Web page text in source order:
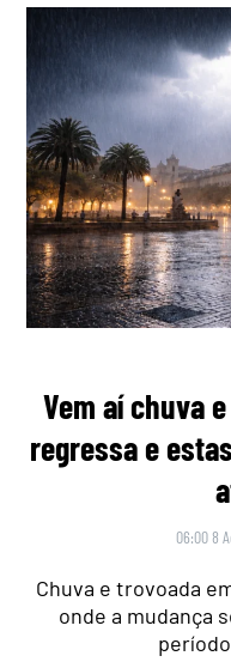
Vem aí chuva
regressa e
06:00 8
Chuva e trovoada
onde a mudança